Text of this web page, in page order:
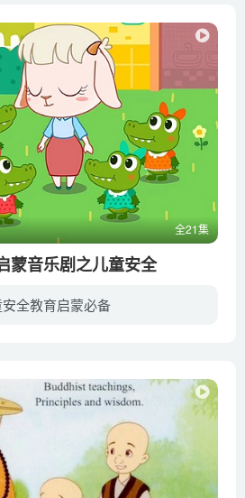
全21集
蒙音乐剧之儿童安全
安全教育启蒙必备